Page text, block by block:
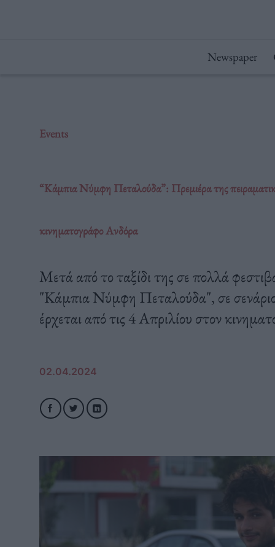
Newspaper
Events
“Κάμπια Νύμφη Πεταλούδα”: Πρεμιέρα της
κινηματογράφο Ανδόρα
Μετά από το ταξίδι της σε πολλά
"Κάμπια Νύμφη Πεταλούδα", σε
έρχεται από τις 4 Απριλίου στον
02.04.2024